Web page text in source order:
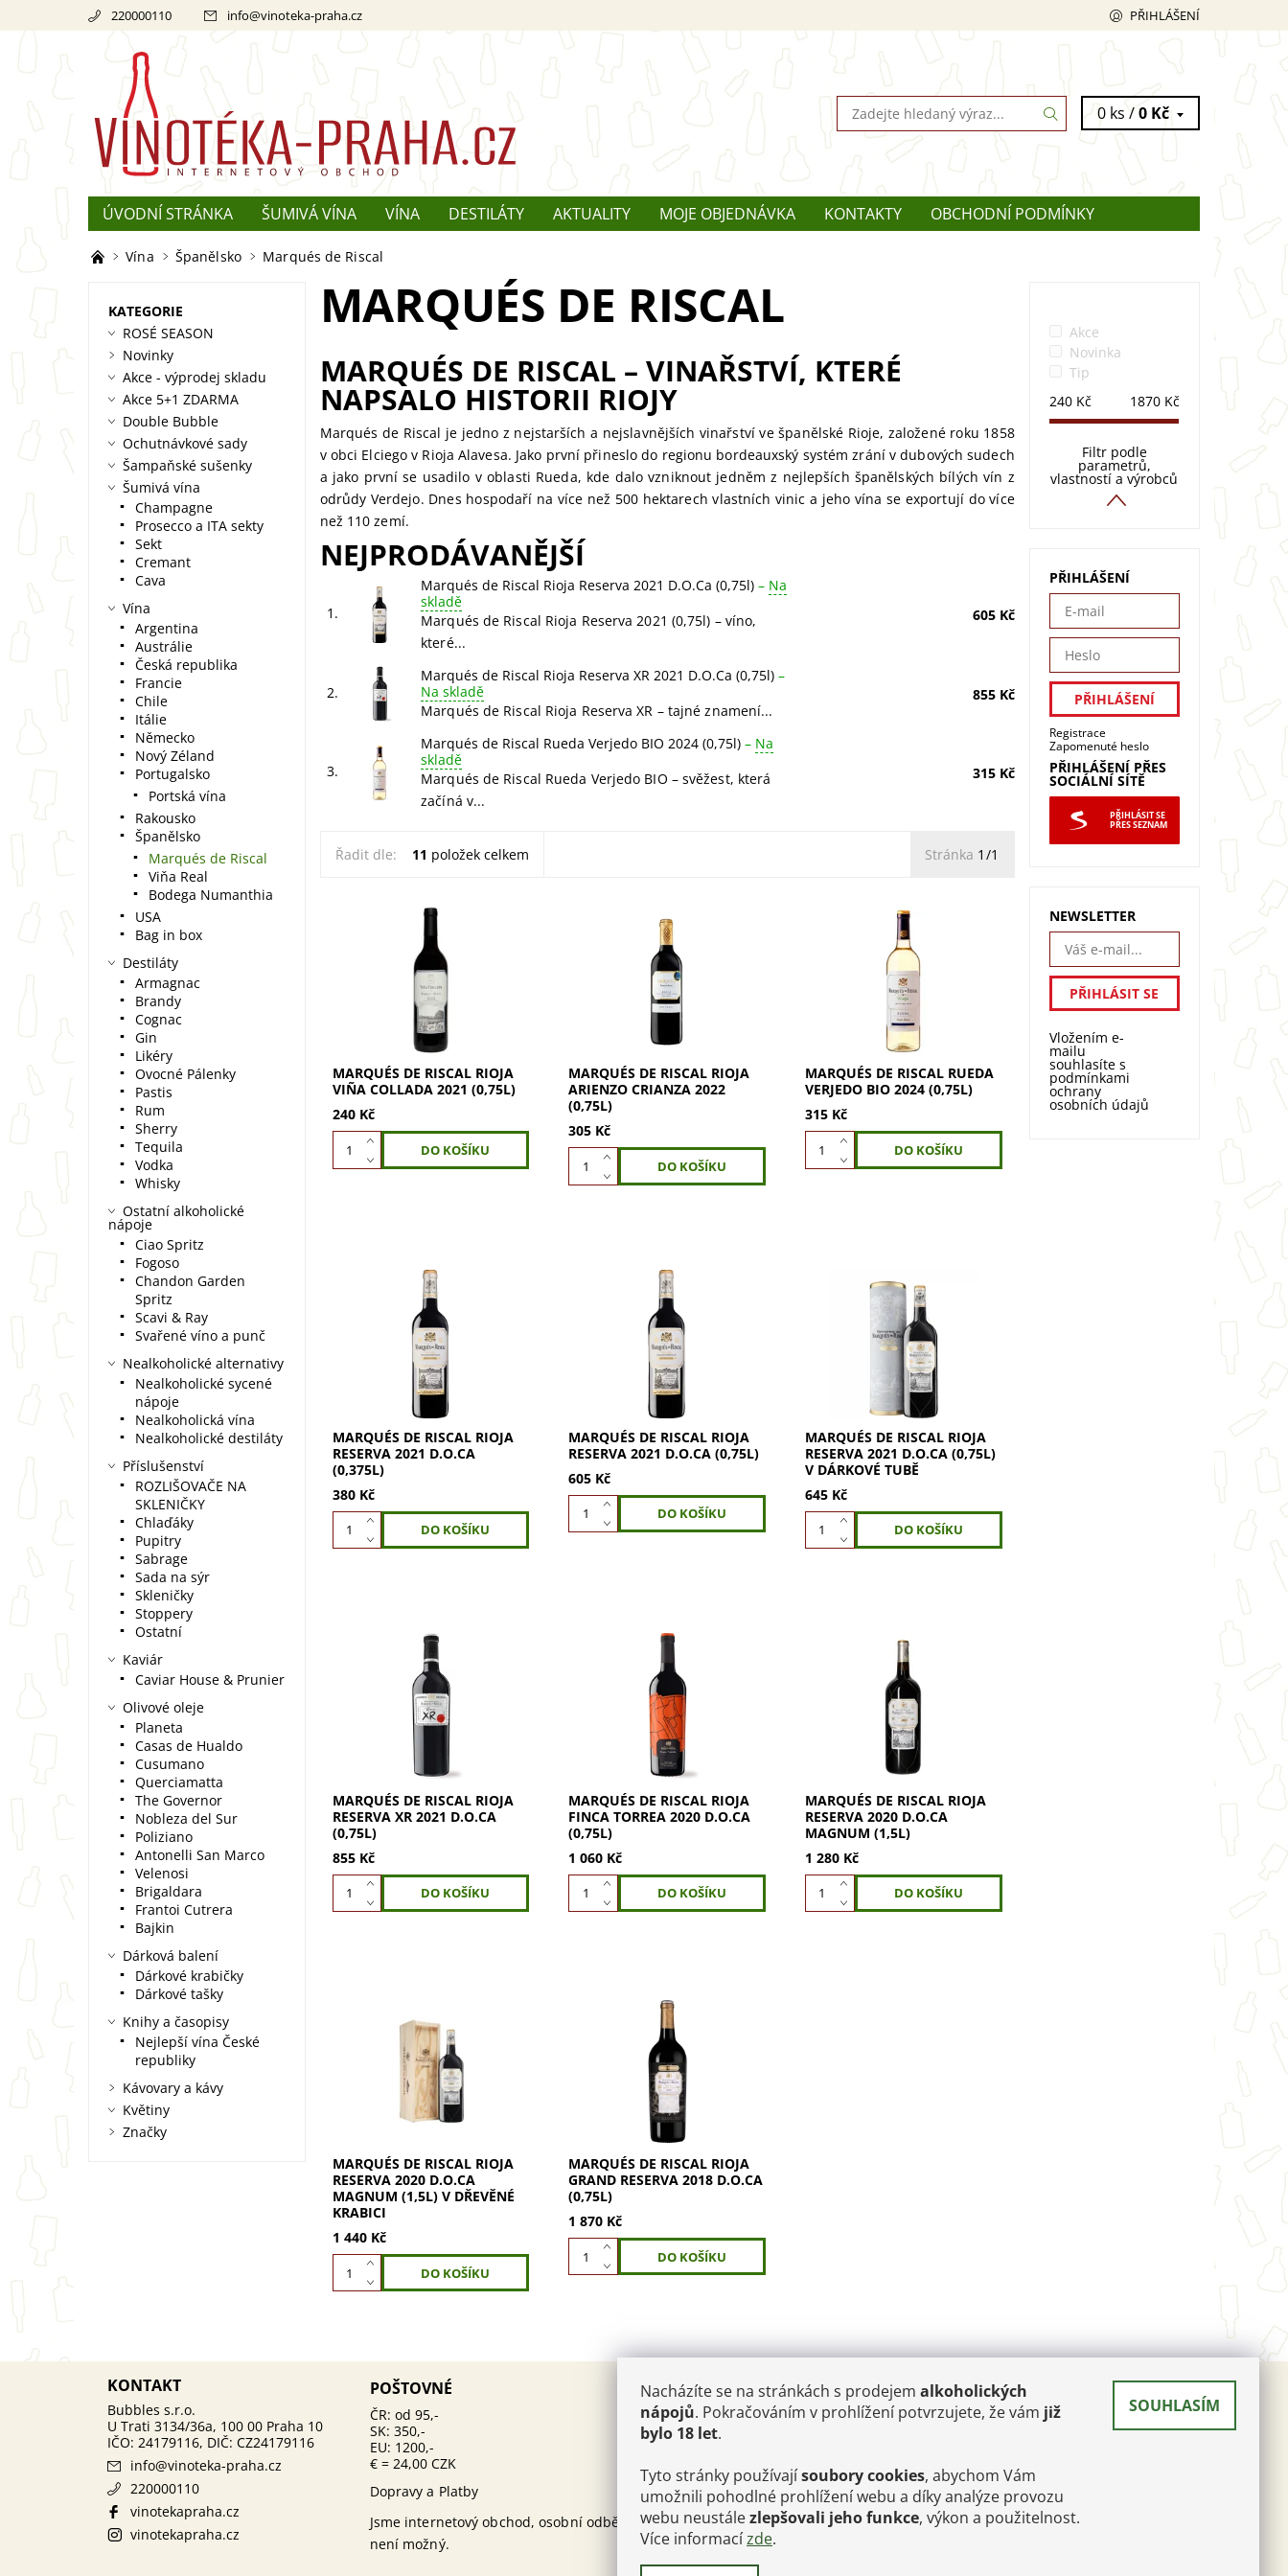
220000110 info@vinoteka-praha.cz PŘIHLÁŠENÍ
0 ks /0 Kč
ÚVODNÍ STRÁNKA ŠUMIVÁ VÍNA VÍNA DESTILÁTY AKTUALITY MOJE OBJEDNÁVKA KONTAKTY
OBCHODNÍ PODMÍNKY
REKLAMACE
O ŠAMPAŇSKÉM
Vína Španělsko Marqués de Riscal
MARQUÉS DE RISCAL
MARQUÉS DE RISCAL – VINAŘSTVÍ, KTERÉ
NAPSALO HISTORII RIOJY
Marqués de Riscal je jedno z nejstarších a nejslavnějších vinařství ve španělské Rioje, založené roku 1858
v obci Elciego v Rioja Alavesa. Jako první přineslo do regionu bordeauxský systém zrání v dubových sudech
a jako první se usadilo v oblasti Rueda, kde dalo vzniknout jedněm z nejlepších španělských bílých vín z
odrůdy Verdejo. Dnes hospodaří na více než 500 hektarech vlastních vinic a jeho vína se exportují do více
než 110 zemí.
NEJPRODÁVANĚJŠÍ
1.
Marqués de Riscal Rioja Reserva 2021 D.O.Ca (0,75l)– Na
skladě
Marqués de Riscal Rioja Reserva 2021 (0,75l) – víno,
které...
605 Kč
2.
Marqués de Riscal Rioja Reserva XR 2021 D.O.Ca (0,75l)–
Na skladě
Marqués de Riscal Rioja Reserva XR – tajné znamení...
855 Kč
3.
Marqués de Riscal Rueda Verjedo BIO 2024 (0,75l)– Na
skladě
Marqués de Riscal Rueda Verjedo BIO – svěžest, která
začíná v...
315 Kč
Řadit dle: 11 položek celkem Stránka 1/1
Marqués de Riscal Viña
Collada 2021 (0,75l) – brána
do světa velké Riojy. Viña
Collada je vstupní cuvée
jednoho z nejstarších a
nejslavnějších...
MARQUÉS DE RISCAL RIOJA
VIÑA COLLADA 2021 (0,75L)
240 Kč
Marqués de Riscal Arienzo
Crianza 2022 (0,75l) – čistá
esence Rioja Alavesa. Arienzo
je atypické Crianza z dílny
Marqués de Riscal – víno ze
MARQUÉS DE RISCAL RIOJA
ARIENZO CRIANZA 2022
(0,75L)
305 Kč
Marqués de Riscal Rueda
Verjedo BIO – svěžest, která
začíná v ekologické vinici.
Marqués de Riscal Verdejo
BIO 2024 je 100% organické
MARQUÉS DE RISCAL RUEDA
VERJEDO BIO 2024 (0,75L)
315 Kč
Marqués de Riscal Rioja
Reserva 2021 (0,375l) – víno,
které definuje celý region.
Marqués de Riscal Reserva je
jedno z nejslavnějších...
MARQUÉS DE RISCAL RIOJA
RESERVA 2021 D.O.CA
(0,375L)
380 Kč
Marqués de Riscal Rioja
Reserva 2021 (0,75l) – víno,
které definuje celý region.
Marqués de Riscal Reserva je
jedno z nejslavnějších...
MARQUÉS DE RISCAL RIOJA
RESERVA 2021 D.O.CA (0,75L)
605 Kč
Marqués de Riscal Rioja
Reserva 2021 (0,75l) – víno,
které definuje celý region.
Marqués de Riscal Reserva je
jedno z nejslavnějších...
MARQUÉS DE RISCAL RIOJA
RESERVA 2021 D.O.CA (0,75L)
V DÁRKOVÉ TUBĚ
645 Kč
Marqués de Riscal Rioja
Reserva XR – tajné znamení
sklepmistrů. Reserva XR je
pocta téměř sto let trvající
tradici, kdy sklepmistři
Marqués de...
MARQUÉS DE RISCAL RIOJA
RESERVA XR 2021 D.O.CA
(0,75L)
855 Kč
Marqués de Riscal Rioja Finca
Torrea 2020 – moderní tvář
legendárního domu. Finca
Torrea je moderní, ovocně
laděné víno z konkrétních
MARQUÉS DE RISCAL RIOJA
FINCA TORREA 2020 D.O.CA
(0,75L)
1 060 Kč
Marqués de Riscal Rioja
Reserva 2020 (0,75l) – ikonické
víno ve velkolepém formátu.
Marqués de Riscal Reserva
2020 v magnumovém formátu
MARQUÉS DE RISCAL RIOJA
RESERVA 2020 D.O.CA
MAGNUM (1,5L)
1 280 Kč
Marqués de Riscal Rioja
Reserva 2020 (0,75l) – ikonické
víno ve velkolepém formátu.
Marqués de Riscal Reserva
2020 v magnumovém formátu
MARQUÉS DE RISCAL RIOJA
RESERVA 2020 D.O.CA
MAGNUM (1,5L) V DŘEVĚNÉ
KRABICI
1 440 Kč
Marqués de Riscal Rioja
Grand Reserva 2018 – víno,
které spojuje minulost s
věčností. Marqués de Riscal
Gran Reserva je nadčasové
MARQUÉS DE RISCAL RIOJA
GRAND RESERVA 2018 D.O.CA
(0,75L)
1 870 Kč
KATEGORIE
ROSÉ SEASON
Novinky
Akce - výprodej skladu
Akce 5+1 ZDARMA
Double Bubble
Ochutnávkové sady
Šampaňské sušenky
Šumivá vína
Champagne
Prosecco a ITA sekty
Sekt
Cremant
Cava
Vína
Argentina
Austrálie
Česká republika
Francie
Chile
Itálie
Německo
Nový Zéland
Portugalsko
Portská vína
Rakousko
Španělsko
Marqués de Riscal
Viňa Real
Bodega Numanthia
USA
Bag in box
Destiláty
Armagnac
Brandy
Cognac
Gin
Likéry
Ovocné Pálenky
Pastis
Rum
Sherry
Tequila
Vodka
Whisky
Ostatní alkoholické
nápoje
Ciao Spritz
Fogoso
Chandon Garden
Spritz
Scavi & Ray
Svařené víno a punč
Nealkoholické alternativy
Nealkoholické sycené
nápoje
Nealkoholická vína
Nealkoholické destiláty
Příslušenství
ROZLIŠOVAČE NA
SKLENIČKY
Chlaďáky
Pupitry
Sabrage
Sada na sýr
Skleničky
Stoppery
Ostatní
Kaviár
Caviar House & Prunier
Olivové oleje
Planeta
Casas de Hualdo
Cusumano
Querciamatta
The Governor
Nobleza del Sur
Poliziano
Antonelli San Marco
Velenosi
Brigaldara
Frantoi Cutrera
Bajkin
Dárková balení
Dárkové krabičky
Dárkové tašky
Knihy a časopisy
Nejlepší vína České
republiky
Kávovary a kávy
Květiny
Značky
Akce
Novinka
Tip
240Kč 1870Kč
Filtr podle
parametrů,
vlastností a výrobců
PŘIHLÁŠENÍ
Registrace
Zapomenuté heslo
PŘIHLÁŠENÍ PŘES
SOCIÁLNÍ SÍTĚ
PŘIHLÁSIT SE
PŘES SEZNAM
NEWSLETTER
Vložením e-
mailu
souhlasíte s
podmínkami
ochrany
osobních údajů
KONTAKT
info@vinoteka-praha.cz
220000110
vinotekapraha.cz
vinotekapraha.cz
POŠTOVNÉ
ČR: od 95,-
SK: 350,-
EU: 1200,-
€ = 24,00 CZK
Dopravy a Platby
Jsme internetový obchod, osobní odběr
není možný.
AKTUALITY
12.10.2025 PÁROVÁNÍ KAVIÁRU A
ŠAMPAŇSKÉHO: UMĚNÍ, KTERÉ
MUSÍTE OVLÁDNOUT
25.6.2024
Kam v Champagni:
Perrier-Jouët Cellier Belle Epoque
30.4.2024 Kam v Champagni: Café
Clicquot
Nacházíte se na stránkách s prodejem alkoholických
nápojů. Pokračováním v prohlížení potvrzujete, že vám již
bylo 18 let.
Tyto stránky používajísoubory cookies, abychom Vám
umožnili pohodlné prohlížení webu a díky analýze provozu
webu neustálezlepšovali jeho funkce, výkon a použitelnost.
Více informacízde.
SOUHLASÍM